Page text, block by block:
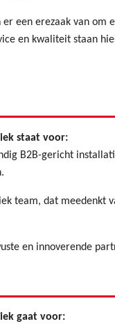
er een erezaak van om
en kwaliteit staan
staat voor:
B2B-gericht
team, dat meedenkt
en innoverende
gaat voor: